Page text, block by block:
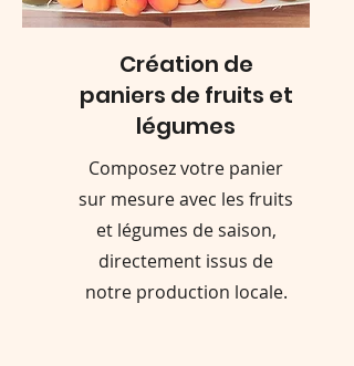
Création de
paniers de fruits et
légumes
Composez votre panier
sur mesure avec les fruits
et légumes de saison,
directement issus de
notre production locale.